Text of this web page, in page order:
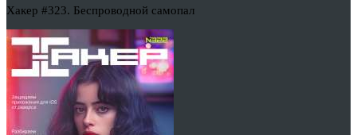
Хакер #323. Беспроводной самопал